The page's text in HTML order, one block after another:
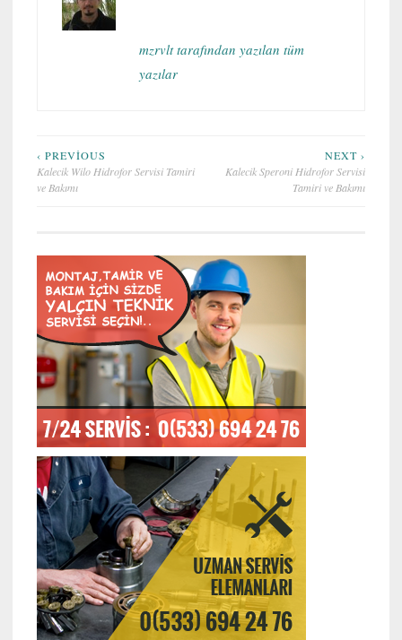
mzrvlt tarafından yazılan tüm
yazılar
Yazı
gezinmesi
‹ PREVIOUS
Kalecik Wilo Hidrofor Servisi Tamiri
ve Bakımı
NEXT ›
Kalecik Speroni Hidrofor Servisi
Tamiri ve Bakımı